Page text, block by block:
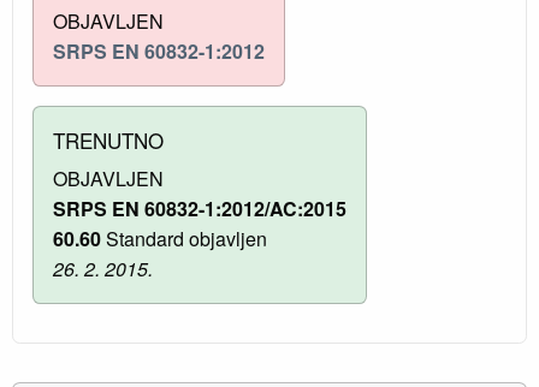
OBJAVLJEN
SRPS EN 60832-1:2012
TRENUTNO
OBJAVLJEN
SRPS EN 60832-1:2012/AC:2015
60.60Standard objavljen
26. 2. 2015.